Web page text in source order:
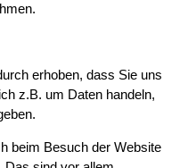
erhoben, dass Sie uns
z.B. um Daten handeln,
beim Besuch der Website